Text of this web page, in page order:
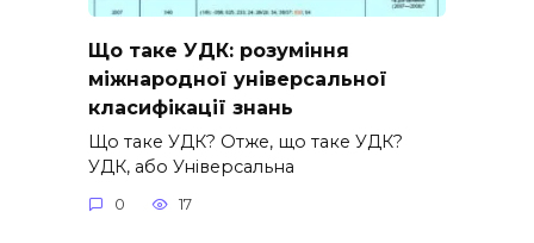
Що таке УДК: розуміння
міжнародної універсальної
класифікації знань
Що таке УДК? Отже, що таке УДК?
УДК, або Універсальна
0 17